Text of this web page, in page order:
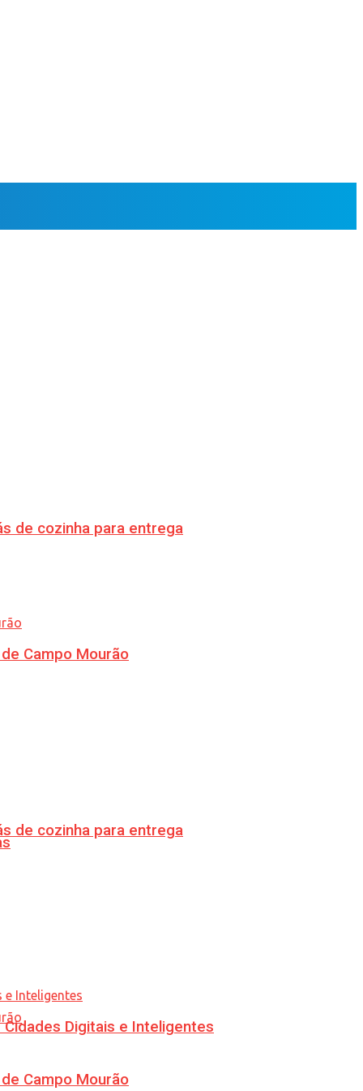
de cozinha para entrega
Campo Mourão
de cozinha para entrega
Campo Mourão
Digitais e Inteligentes